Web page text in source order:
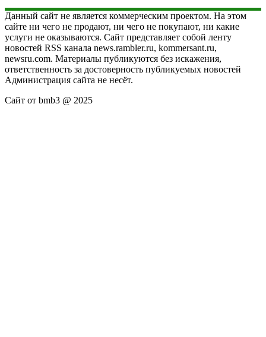
Данный сайт не является коммерческим проектом. На этом
сайте ни чего не продают, ни чего не покупают, ни какие
услуги не оказываются. Сайт представляет собой ленту
новостей RSS канала news.rambler.ru, kommersant.ru,
newsru.com. Материалы публикуются без искажения,
ответственность за достоверность публикуемых новостей
Администрация сайта не несёт.
Сайт от bmb3 @ 2025